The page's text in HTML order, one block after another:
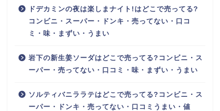
ドデカミンの夜は楽しまナイト!はどこで売ってる?
コンビニ・スーパー・ドンキ・売ってない・口コ
ミ・味・まずい・うまい
岩下の新生姜ソーダはどこで売ってる?コンビニ・ス
ーパー・売ってない・口コミ・味・まずい・うまい
ソルティバニララテはどこで売ってる?コンビニ・ス
ーパー・ドンキ・売ってない・口コミうまい・値